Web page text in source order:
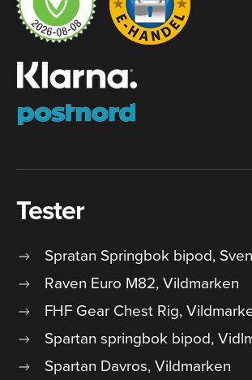
Tester
Spratan Springbok bipod,
Raven Euro M82, Vildmarken
FHF Gear Chest Rig,
Spartan springbok bipod,
Spartan Davros, Vildmarken